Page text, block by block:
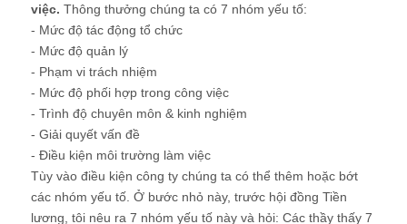
việc. Thông thưởng chúng ta có 7 nhóm yếu tố:
- Mức độ tác động tổ chức
- Mức độ quản lý
- Phạm vi trách nhiệm
- Mức độ phối hợp trong công việc
- Trình độ chuyên môn & kinh nghiệm
- Giải quyết vấn đề
- Điều kiện môi trường làm việc
Tùy vào điều kiện công ty chúng ta có thể thêm hoặc bớt
các nhóm yếu tố. Ở bước nhỏ này, trước hội đồng Tiền
lương, tôi nêu ra 7 nhóm yếu tố này và hỏi: Các thầy thấy 7